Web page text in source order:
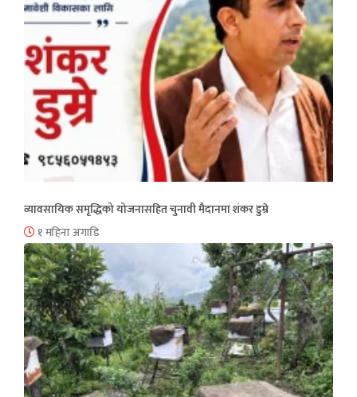
व्यावसायिक समृद्धिको योजनासहित चुनावी मैदानमा शंकर डुम्रे
१ महिना अगाडि